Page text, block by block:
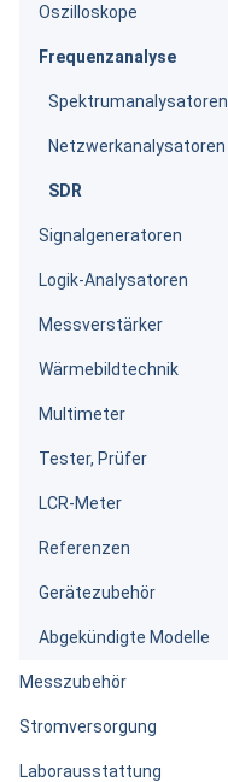
Oszilloskope
Frequenzanalyse
Spektrumanalysatoren
Netzwerkanalysatoren
SDR
Signalgeneratoren
Logik-Analysatoren
Messverstärker
Wärmebildtechnik
Multimeter
Tester, Prüfer
LCR-Meter
Referenzen
Gerätezubehör
Abgekündigte Modelle
Messzubehör
Stromversorgung
Laborausstattung